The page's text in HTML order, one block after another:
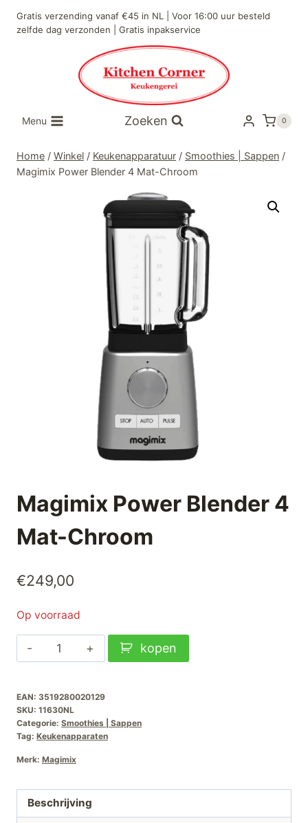
naar
Gratis verzending vanaf €45 in NL | Voor 16:00 uur besteld
zelfde dag verzonden | Gratis inpakservice
Menu Zoeken 0
Home / Winkel / Keukenapparatuur / Smoothies | Sappen /
Magimix Power Blender 4 Mat-Chroom
Magimix Power Blender 4
Mat-Chroom
€249,00
Op voorraad
Magimix
Power
4
Mat-
Chroom
aantal
kopen
EAN: 3519280020129
SKU: 11630NL
Categorie: Smoothies | Sappen
Tag: Keukenapparaten
Merk: Magimix
Beschrijving